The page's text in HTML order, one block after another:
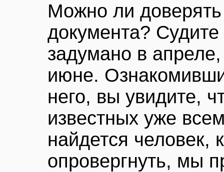
Можно ли доверять
документа?
задумано в
июне.
него, вы увидите,
известных уже
найдется человек,
опровергнуть, мы